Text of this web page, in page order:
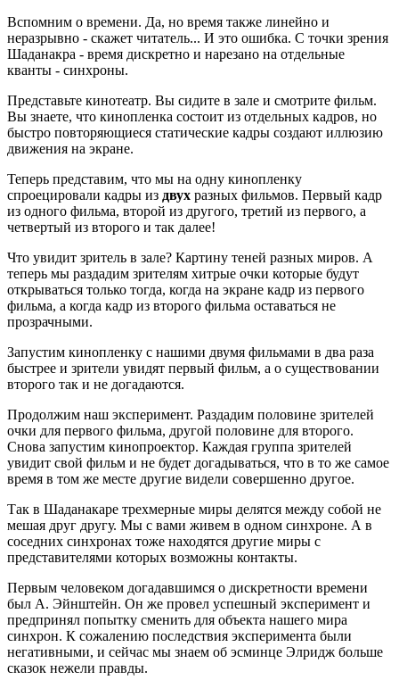
Вспомним о времени. Да, но время также линейно и
неразрывно - скажет читатель... И это ошибка. С точки зрения
Шаданакра - время дискретно и нарезано на отдельные
кванты - синхроны.
Представьте кинотеатр. Вы сидите в зале и смотрите фильм.
Вы знаете, что кинопленка состоит из отдельных кадров, но
быстро повторяющиеся статические кадры создают иллюзию
движения на экране.
Теперь представим, что мы на одну кинопленку
спроецировали кадры из двух разных фильмов. Первый кадр
из одного фильма, второй из другого, третий из первого, а
четвертый из второго и так далее!
Что увидит зритель в зале? Картину теней разных миров. А
теперь мы раздадим зрителям хитрые очки которые будут
открываться только тогда, когда на экране кадр из первого
фильма, а когда кадр из второго фильма оставаться не
прозрачными.
Запустим кинопленку с нашими двумя фильмами в два раза
быстрее и зрители увидят первый фильм, а о существовании
второго так и не догадаются.
Продолжим наш эксперимент. Раздадим половине зрителей
очки для первого фильма, другой половине для второго.
Снова запустим кинопроектор. Каждая группа зрителей
увидит свой фильм и не будет догадываться, что в то же самое
время в том же месте другие видели совершенно другое.
Так в Шаданакаре трехмерные миры делятся между собой не
мешая друг другу. Мы с вами живем в одном синхроне. А в
соседних синхронах тоже находятся другие миры с
представителями которых возможны контакты.
Первым человеком догадавшимся о дискретности времени
был А. Эйнштейн. Он же провел успешный эксперимент и
предпринял попытку сменить для объекта нашего мира
синхрон. К сожалению последствия эксперимента были
негативными, и сейчас мы знаем об эсминце Элридж больше
сказок нежели правды.